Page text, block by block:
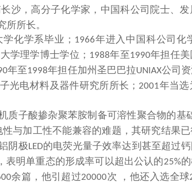
沙，高分子化学家，中国科公司院士、
所长。
化学系毕业； 1966年进入中国科公司化
学理学博士学位； 1988年至1990年担任
年至1998年担任加州圣巴巴拉UNIAX公司资
光电材料及器件研究所所长； 2001年当选
质子酸掺杂聚苯胺制备可溶性聚合物的基
与加工性不能兼容的难题，其研究结果
阴极LED的电荧光量子效率达到甚至超过
，表明单重态的形成率可以超出公认的25%
余篇，他引超过20000次 ，他还入选全球